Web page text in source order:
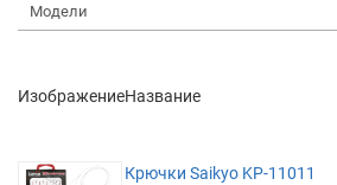
Модели
ИзображениеНазвание
Крючки Saikyo KP-11011